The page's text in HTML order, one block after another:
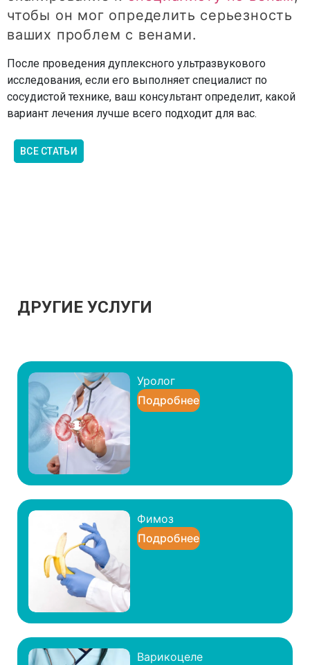
чтобы он мог определить серьезность
ваших проблем с венами.
После проведения дуплексного ультразвукового
исследования, если его выполняет специалист по
сосудистой технике, ваш консультант определит, какой
вариант лечения лучше всего подходит для вас.
ВСЕ СТАТЬИ
ДРУГИЕ УСЛУГИ
Уролог
Подробнее
Фимоз
Подробнее
Варикоцеле